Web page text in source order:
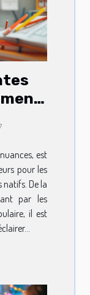
est
pour les
De la
par les
il est